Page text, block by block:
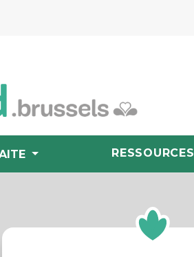
RESSOURCES